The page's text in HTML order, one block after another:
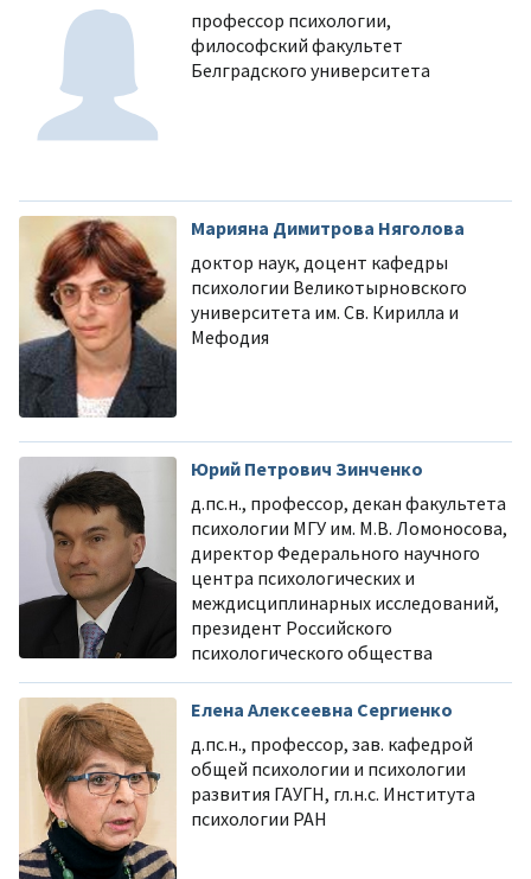
профессор психологии,
философский факультет
Белградского университета
Марияна Димитрова Няголова
доктор наук, доцент кафедры
психологии Великотырновского
университета им. Св. Кирилла и
Мефодия
Юрий Петрович Зинченко
д.пс.н., профессор, декан факультета
психологии МГУ им. М.В. Ломоносова,
директор Федерального научного
центра психологических и
междисциплинарных исследований,
президент Российского
психологического общества
Елена Алексеевна Сергиенко
д.пс.н., профессор, зав. кафедрой
общей психологии и психологии
развития ГАУГН, гл.н.с. Института
психологии РАН